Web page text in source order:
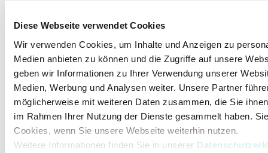
Diese Webseite verwendet Cookies
Wir verwenden Cookies, um Inhalte und Anzeigen zu
Medien anbieten zu können und die Zugriffe auf unsere
geben wir Informationen zu Ihrer Verwendung unserer
Medien, Werbung und Analysen weiter. Unsere Partner
möglicherweise mit weiteren Daten zusammen, die Sie
im Rahmen Ihrer Nutzung der Dienste gesammelt haben.
Cookies, wenn Sie unsere Webseite weiterhin nutzen.
Weitere Informationen finden Sie in unserer
Herausforderungen. Mit der richtigen Kombination aus
Kompression, Hautpflege, ausreichender Flüssigkeitszufuhr und
kleinen Alltagstipps lässt sich die heiße Jahreszeit dennoch gut
bewältigen.
Entscheidend ist: Dranbleiben! So entfaltet die Kompression im
Sommer bei Lipödem ihre wichtige Wirkung und Sie können die
heißen Tage genießen.
Das könnte Sie auch interessieren